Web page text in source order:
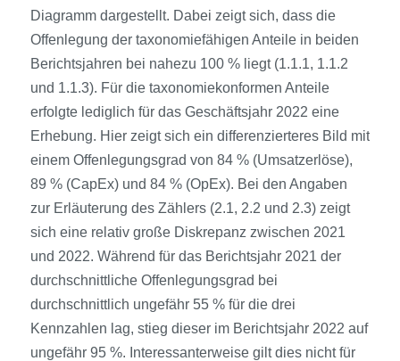
Diagramm dargestellt. Dabei zeigt sich, dass die
Offenlegung der taxonomiefähigen Anteile in beiden
Berichtsjahren bei nahezu 100 % liegt (1.1.1, 1.1.2
und 1.1.3). Für die taxonomiekonformen Anteile
erfolgte lediglich für das Geschäftsjahr 2022 eine
Erhebung. Hier zeigt sich ein differenzierteres Bild mit
einem Offenlegungsgrad von 84 % (Umsatzerlöse),
89 % (CapEx) und 84 % (OpEx). Bei den Angaben
zur Erläuterung des Zählers (2.1, 2.2 und 2.3) zeigt
sich eine relativ große Diskrepanz zwischen 2021
und 2022. Während für das Berichtsjahr 2021 der
durchschnittliche Offenlegungsgrad bei
durchschnittlich ungefähr 55 % für die drei
Kennzahlen lag, stieg dieser im Berichtsjahr 2022 auf
ungefähr 95 %. Interessanterweise gilt dies nicht für